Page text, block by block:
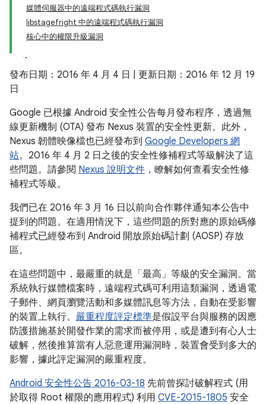
媒體伺服器中的遠端程式碼執行漏洞
libstagefright 中的遠端程式碼執行漏洞
核心中的權限升級漏洞
發布日期：2016 年 4 月 4 日 | 更新日期：2016 年 12 月 19
日
Google 已根據 Android 安全性公告每月發布程序，透過無
線更新機制 (OTA) 發布 Nexus 裝置的安全性更新。此外，
Nexus 韌體映像檔也已經發布到 Google Developers 網
站。2016 年 4 月 2 日之後的安全性修補程式等級解決了這
些問題。請參閱 Nexus 說明文件 ，瞭解如何查看安全性修
補程式等級。
我們已在 2016 年 3 月 16 日以前向合作夥伴通知本公告中
提到的問題。在適用情況下，這些問題的所對應的原始碼修
補程式已經發布到 Android 開放原始碼計劃 (AOSP) 存放
區。
在這些問題中，最嚴重的就是「最高」等級的安全漏洞。當
系統執行媒體檔案時，遠端程式碼可利用這類漏洞，透過電
子郵件、網頁瀏覽活動和多媒體訊息等方法，自動在受影響
的裝置上執行。 嚴重程度評定標準是假設平台與服務的因應
防護措施基於開發作業的需求而被停用，或是遭到有心人士
破解，然後推算當有人惡意運用漏洞時，裝置會受到多大的
影響，據此評定漏洞的嚴重程度。
Android 安全性公告 2016-03-18 先前曾探討破解程式 (用
於取得 Root 權限的應用程式) 利用 CVE-2015-1805 安全